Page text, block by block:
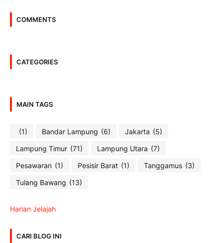
COMMENTS
CATEGORIES
MAIN TAGS
(1) Bandar Lampung (6) Jakarta (5)
Lampung Timur (71) Lampung Utara (7)
Pesawaran (1) Pesisir Barat (1) Tanggamus (3)
Tulang Bawang (13)
Harian Jelajah
CARI BLOG INI